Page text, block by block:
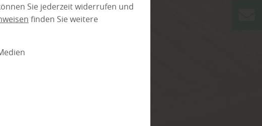
Sie jederzeit widerrufen und
finden Sie weitere